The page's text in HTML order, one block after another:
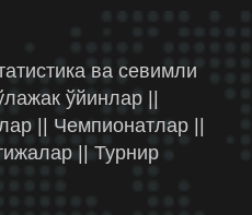
ва севимли
ўйинлар ||
|| Чемпионатлар ||
|| Турнир